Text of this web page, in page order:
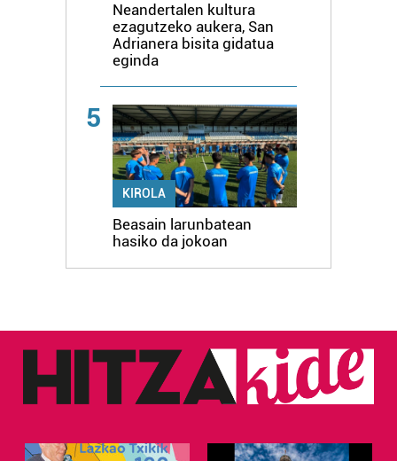
Neandertalen kultura
ezagutzeko aukera, San
Adrianera bisita gidatua
eginda
5
KIROLA
Beasain larunbatean
hasiko da jokoan